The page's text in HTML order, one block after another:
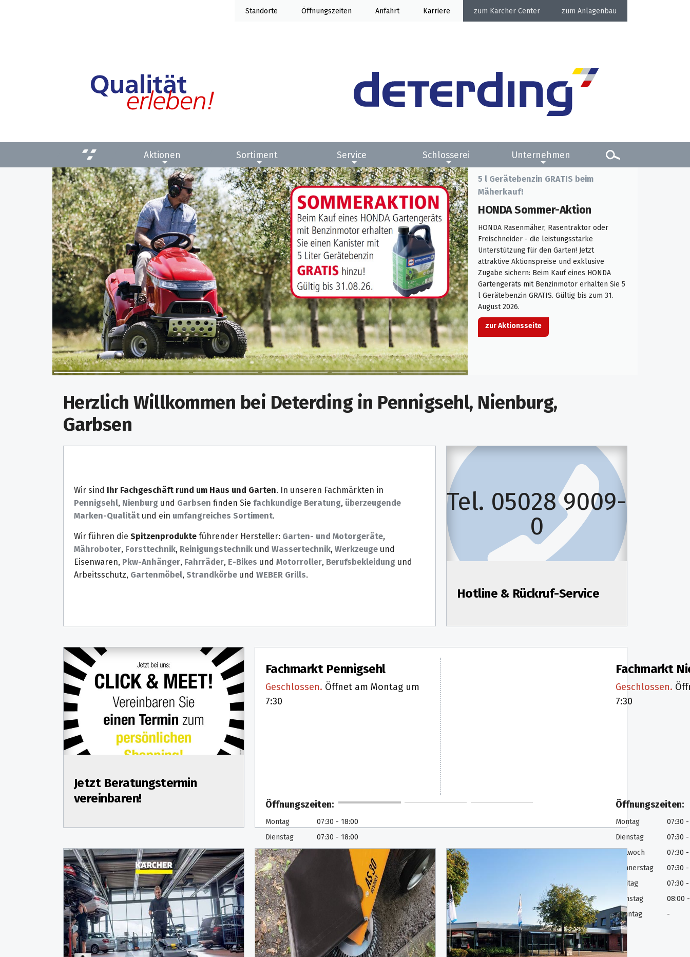
Standorte Öffnungszeiten Anfahrt Karriere Kärcher Center Anlagenbau
Aktionen Sortiment Service Schlosserei Unternehmen
5 l Gerätebenzin GRATIS beim
Mäherkauf!
HONDA Sommer-Aktion
HONDA Rasenmäher, Rasentraktor oder
Freischneider - die leistungsstarke
Unterstützung für den Garten! Jetzt
attraktive Aktionspreise und exklusive
Zugabe sichern: Beim Kauf eines HONDA
Gartengeräts mit Benzinmotor erhalten Sie 5
l Gerätebenzin GRATIS. Gültig bis zum 31.
August 2026.
zur Aktionsseite
Herzlich Willkommen bei Deterding in Pennigsehl, Nienburg,
Garbsen
Wir sind Ihr Fachgeschäft rund um Haus und Garten. In unseren Fachmärkten in
Pennigsehl, Nienburg und Garbsen finden Sie fachkundige Beratung, überzeugende
Marken-Qualitätund ein umfangreiches Sortiment.
Wir führen die Spitzenprodukteführender Hersteller: Garten- und Motorgeräte,
Mähroboter, Forsttechnik, Reinigungstechnikund Wassertechnik, Werkzeugeund
Eisenwaren, Pkw-Anhänger, Fahrräder, E-Bikes und Motorroller, Berufs­bekleidung und
Arbeitsschutz, Garten­möbel, Strandkörbeund WEBER Grills.
Tel. 05028 9009-
0
Hotline & Rückruf-Service
Jetzt Beratungstermin
vereinbaren!
Fachmarkt Pennigsehl
Geschlossen. Öffnet am Montag um
7:30
Fachmarkt
Geschlossen.
7:30